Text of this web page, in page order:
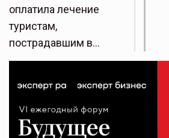
оплатила лечение
туристам,
пострадавшим в…